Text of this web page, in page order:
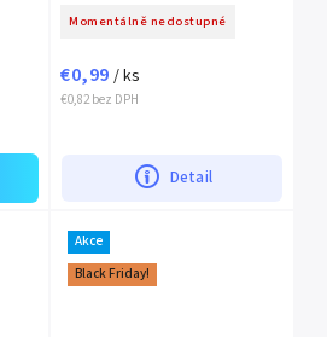
Momentálně nedostupné
€0,82 bez DPH
€0,99 / ks
Detail
Akce
Black Friday!